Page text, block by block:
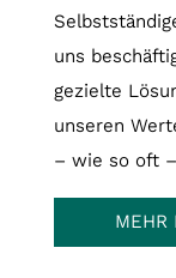
uns
gezielte
unseren
– wie so oft
MEHR